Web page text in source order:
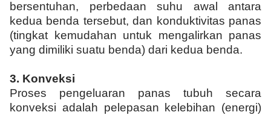
bersentuhan, perbedaan suhu awal antara
kedua benda tersebut, dan konduktivitas panas
(tingkat kemudahan untuk mengalirkan panas
yang dimiliki suatu benda) dari kedua benda.
3. Konveksi
Proses pengeluaran panas tubuh secara
konveksi adalah pelepasan kelebihan (energi)